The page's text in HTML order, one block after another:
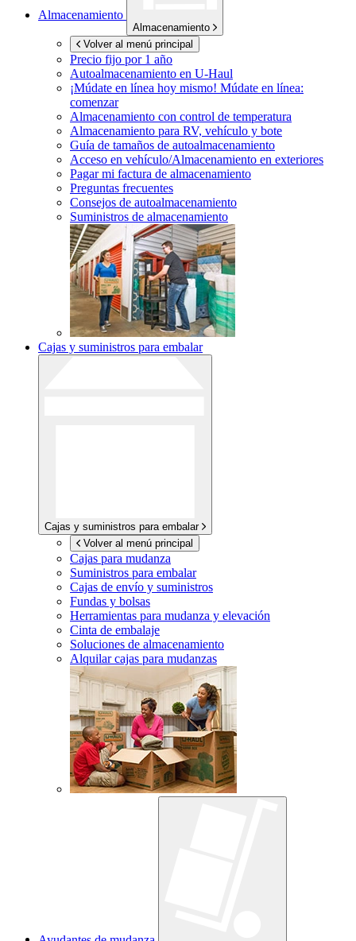
Almacenamiento
Almacenamiento
Volver al menú principal
Precio fijo por 1 año
Autoalmacenamiento en U-Haul
¡Múdate en línea hoy mismo! Múdate en línea:
comenzar
Almacenamiento con control de temperatura
Almacenamiento para RV, vehículo y bote
Guía de tamaños de autoalmacenamiento
Acceso en vehículo/Almacenamiento en exteriores
Pagar mi factura de almacenamiento
Preguntas frecuentes
Consejos de autoalmacenamiento
Suministros de almacenamiento
Cajas y suministros para embalar
Cajas y suministros para embalar
Volver al menú principal
Cajas para mudanza
Suministros para embalar
Cajas de envío y suministros
Fundas y bolsas
Herramientas para mudanza y elevación
Cinta de embalaje
Soluciones de almacenamiento
Alquilar cajas para mudanzas